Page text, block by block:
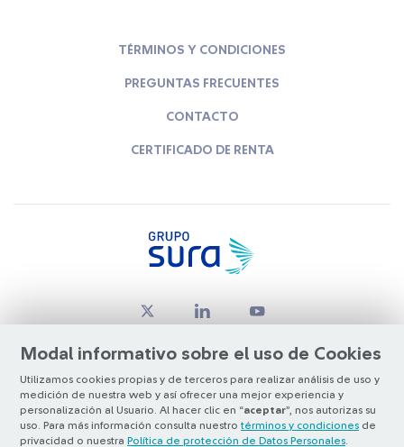
Modal informativo sobre el uso de Cookies
Utilizamos cookies propias y de terceros para realizar análisis de uso y
medición de nuestra web y así ofrecer una mejor experiencia y
personalización al Usuario. Al hacer clic en “aceptar”, nos autorizas su
uso. Para más información consulta nuestro términos y condiciones de
privacidad o nuestra Política de protección de Datos Personales
TÉRMINOS Y CONDICIONES
PREGUNTAS FRECUENTES
CONTACTO
CERTIFICADO DE RENTA
© Copyright Grupo SURA 2026